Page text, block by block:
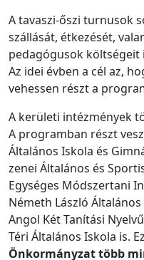
A tavaszi-őszi turnusok
szállását, étkezését,
pedagógusok
Az idei évben a cél az,
vehessen részt a
A kerületi intézmények
A programban részt
Általános Iskola és
zenei Általános és
Egységes Módszertani
Németh László
Angol Két Tanítási
Téri Általános Iskola is.
Önkormányzat több